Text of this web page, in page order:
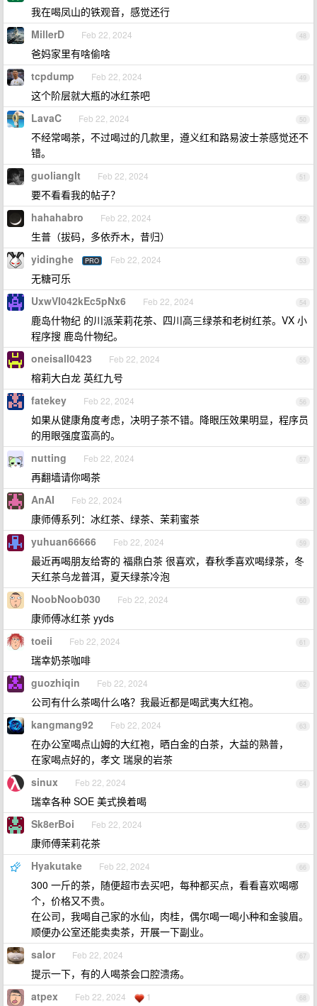
我在喝凤山的铁观音，感觉还行
48
MillerD Feb 22, 2024
爸妈家里有啥偷啥
49
tcpdump Feb 22, 2024
这个阶层就大瓶的冰红茶吧
50
LavaC Feb 22, 2024
不经常喝茶，不过喝过的几款里，遵义红和路易波士茶感觉还不
错。
51
guolianglt Feb 22, 2024
要不看看我的帖子？
52
hahahabro Feb 22, 2024
生普（拔码，多依乔木，昔归）
53
yidinghe PRO Feb 22, 2024
无糖可乐
54
UxwVI042kEc5pNx6 Feb 22, 2024
鹿岛什物纪 的川派茉莉花茶、四川高三绿茶和老树红茶。VX 小
程序搜 鹿岛什物纪。
55
oneisall0423 Feb 22, 2024
榕莉大白龙 英红九号
56
fatekey Feb 22, 2024
如果从健康角度考虑，决明子茶不错。降眼压效果明显，程序员
的用眼强度蛮高的。
57
nutting Feb 22, 2024
再翻墙请你喝茶
58
AnAI Feb 22, 2024
康师傅系列：冰红茶、绿茶、茉莉蜜茶
59
yuhuan66666 Feb 22, 2024
最近再喝朋友给寄的 福鼎白茶 很喜欢，春秋季喜欢喝绿茶，冬
天红茶乌龙普洱，夏天绿茶冷泡
60
NoobNoob030 Feb 22, 2024
康师傅冰红茶 yyds
61
toeii Feb 22, 2024
瑞幸奶茶咖啡
62
guozhiqin Feb 22, 2024
公司有什么茶喝什么咯？我最近都是喝武夷大红袍。
63
kangmang92 Feb 22, 2024
在办公室喝点山姆的大红袍，晒白金的白茶，大益的熟普，
在家喝点好的，孝文 瑞泉的岩茶
64
sinux Feb 22, 2024
瑞幸各种 SOE 美式换着喝
65
Sk8erBoi Feb 22, 2024
康师傅茉莉花茶
66
Hyakutake Feb 22, 2024
300 一斤的茶，随便超市去买吧，每种都买点，看看喜欢喝哪
个，价格又不贵。
在公司，我喝自己家的水仙，肉桂，偶尔喝一喝小种和金骏眉。
顺便办公室还能卖卖茶，开展一下副业。
67
salor Feb 22, 2024
提示一下，有的人喝茶会口腔溃疡。
68
atpex Feb 22, 2024 1